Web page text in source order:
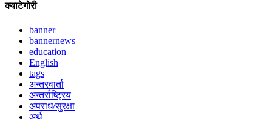
क्याटेगोरी
banner
bannernews
education
English
tags
अन्तरवार्ता
अन्तर्राष्ट्रिय
अपराध/सुरक्षा
अर्थ